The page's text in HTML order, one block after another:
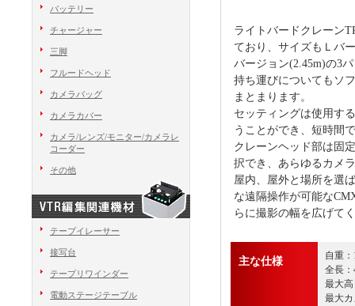
ライトバードクレーン
ており、サイズもＬバ
バージョン(2.45m)の3
持ち運びについてもソ
まとまります。
セッティングは使用す
うことができ、短時間
クレーンヘッド部は固
択でき、あらゆるカメ
屋内、屋外と場所を選
な遠隔操作が可能な
らに撮影の幅を広げて
主な仕様
自重：
全長：
最大高
最大カ
バッテリー
チャージャー
三脚
フルードヘッド
カメラバッグ
カメラカバー
カメラ/レンズ/モニター/カメラレ
コーダー
その他
テープイレーサー
接写台
テープリワインダー
電動ステージテーブル